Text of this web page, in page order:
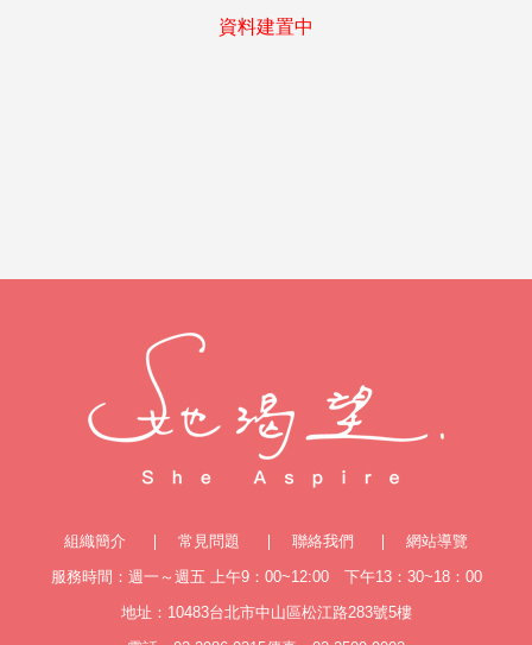
資料建置中
組織簡介 常見問題 聯絡我們
網站導覽
服務時間：週一～週五 上午9：00~12:00 下午13：30~18：00
地址：10483台北市中山區松江路283號5樓